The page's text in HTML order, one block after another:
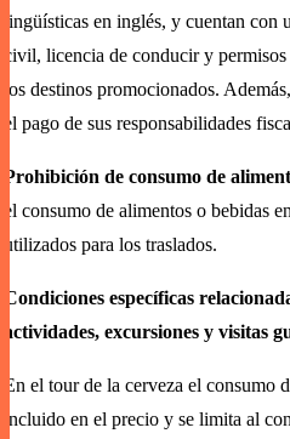
lingüísticas en inglés, y cuentan con
civil, licencia de conducir y
los destinos promocionados.
el pago de sus responsabilidades
Prohibición de consumo de
el consumo de alimentos o bebidas
utilizados para los traslados.
Condiciones específicas
actividades, excursiones y visitas
En el tour de la cerveza el consumo
incluido en el precio y se limita al